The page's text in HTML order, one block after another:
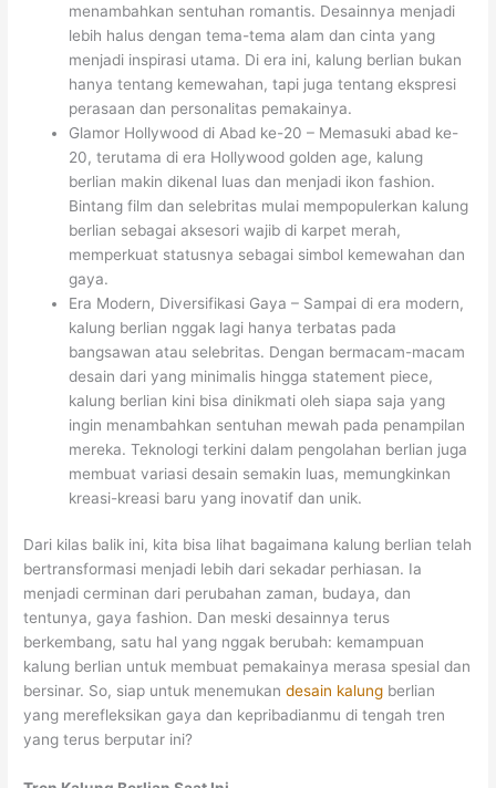
menambahkan sentuhan romantis. Desainnya menjadi
lebih halus dengan tema-tema alam dan cinta yang
menjadi inspirasi utama. Di era ini, kalung berlian bukan
hanya tentang kemewahan, tapi juga tentang ekspresi
perasaan dan personalitas pemakainya.
Glamor Hollywood di Abad ke-20 – Memasuki abad ke-
20, terutama di era Hollywood golden age, kalung
berlian makin dikenal luas dan menjadi ikon fashion.
Bintang film dan selebritas mulai mempopulerkan kalung
berlian sebagai aksesori wajib di karpet merah,
memperkuat statusnya sebagai simbol kemewahan dan
gaya.
Era Modern, Diversifikasi Gaya – Sampai di era modern,
kalung berlian nggak lagi hanya terbatas pada
bangsawan atau selebritas. Dengan bermacam-macam
desain dari yang minimalis hingga statement piece,
kalung berlian kini bisa dinikmati oleh siapa saja yang
ingin menambahkan sentuhan mewah pada penampilan
mereka. Teknologi terkini dalam pengolahan berlian juga
membuat variasi desain semakin luas, memungkinkan
kreasi-kreasi baru yang inovatif dan unik.
Dari kilas balik ini, kita bisa lihat bagaimana kalung berlian telah
bertransformasi menjadi lebih dari sekadar perhiasan. Ia
menjadi cerminan dari perubahan zaman, budaya, dan
tentunya, gaya fashion. Dan meski desainnya terus
berkembang, satu hal yang nggak berubah: kemampuan
kalung berlian untuk membuat pemakainya merasa spesial dan
bersinar. So, siap untuk menemukandesain kalung berlian
yang merefleksikan gaya dan kepribadianmu di tengah tren
yang terus berputar ini?